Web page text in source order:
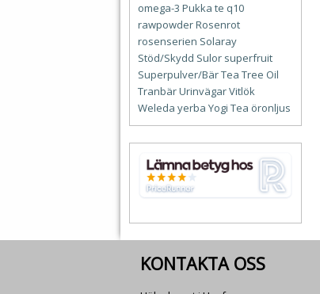
omega-3 Pukka te q10
rawpowderRosenrot
rosenserien Solaray
Stöd/Skydd Sulor superfruit
Superpulver/BärTea Tree Oil
TranbärUrinvägarVitlök
Weleda yerba Yogi Tea öronljus
KONTAKTA OSS